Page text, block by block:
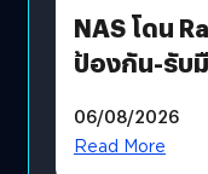
NAS โดน
ป้องกัน-รับ
06/08/2026
Read More